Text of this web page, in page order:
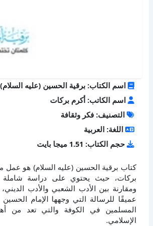
اسم الكتاب: برقية الحسين (عليه السلام)
اسم الكاتب: أكرم بركات
التصنيف: فكر وثقافة
اللغة: العربية
حجم الكتاب: 1.51 ميجا بايت
كتاب برقية الحسين (عليه السلام) هو عمل
بركات، حيث يحتوي على دراسة شاملة
ومقارنة بين الأدب الشعبي والأدب
عميقًا للرسالة التي وجهها الإمام
المسلمين في الكوفة والتي تعد من
الإسلامي.